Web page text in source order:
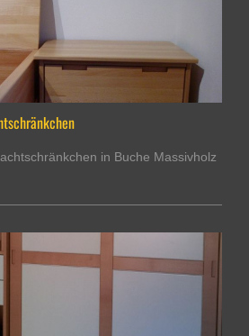
in Buche Massivholz